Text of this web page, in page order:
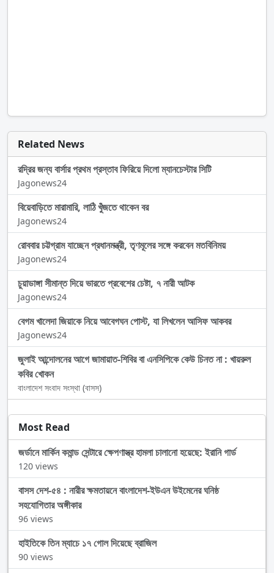
Related News
রদ্রির জন্য বার্সার প্রথম প্রস্তাব ফিরিয়ে দিলো ম্যানচেস্টার সিটি
Jagonews24
বিয়েবাড়িতে মারামারি, লাঠি খুঁজতে থাকেন বর
Jagonews24
রোববার চট্টগ্রাম যাচ্ছেন প্রধানমন্ত্রী, তৃণমূলের সঙ্গে করবেন মতবিনিময়
Jagonews24
চুয়াডাঙ্গা সীমান্ত দিয়ে ভারতে প্রবেশের চেষ্টা, ৭ নারী আটক
Jagonews24
বেগম খালেদা জিয়াকে নিয়ে আবেগঘন পোস্ট, যা লিখলেন আসিফ আকবর
Jagonews24
জুলাই আন্দোলনের আগে জামায়াত-শিবির বা এনসিপিকে কেউ চিনত না : খায়রুল
কবির খোকন
বাংলাদেশ সংবাদ সংস্থা (বাসস)
Most Read
জর্ডানে মার্কিন কমান্ড সেন্টারে ক্ষেপণাস্ত্র হামলা চালানো হয়েছে: ইরানি গার্ড
120 views
বাসস দেশ-৫৪ : নারীর ক্ষমতায়নে বাংলাদেশ-ইউএন উইমেনের ঘনিষ্ঠ
সহযোগিতার অঙ্গীকার
96 views
হাইতিকে তিন ম্যাচে ১৭ গোল দিয়েছে ব্রাজিল
90 views